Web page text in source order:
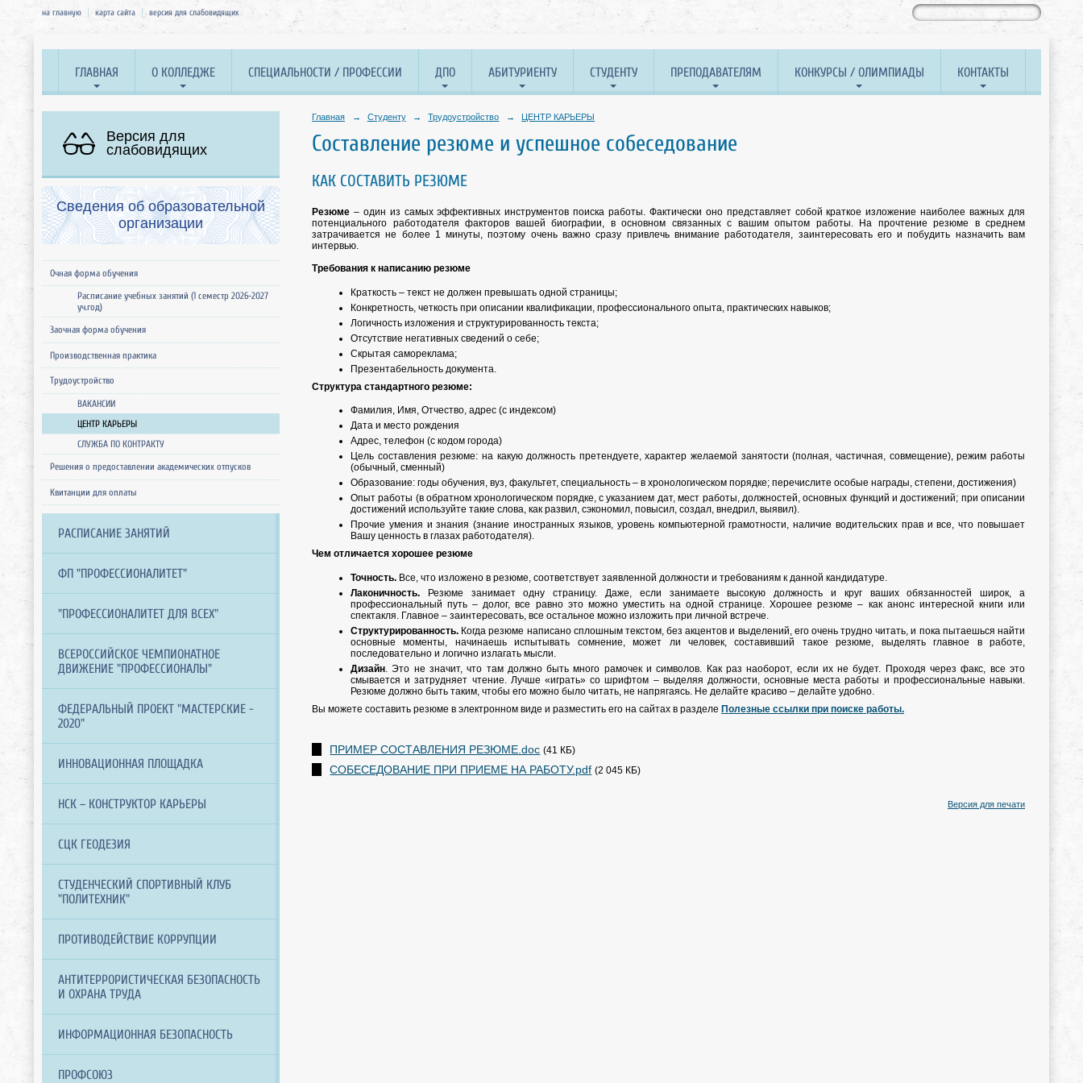
на главную карта сайта версия для слабовидящих
ГЛАВНАЯ О КОЛЛЕДЖЕ СПЕЦИАЛЬНОСТИ / ПРОФЕССИИ ДПО АБИТУРИЕНТУ СТУДЕНТУ ПРЕПОДАВАТЕЛЯМ КОНКУРСЫ / ОЛИМПИАДЫ КОНТАКТЫ
Версия для
слабовидящих
Сведения об образовательной
организации
Очная форма обучения
Расписание учебных занятий (1 семестр 2026-2027
уч.год)
Заочная форма обучения
Производственная практика
Трудоустройство
ВАКАНСИИ
ЦЕНТР КАРЬЕРЫ
СЛУЖБА ПО КОНТРАКТУ
Решения о предоставлении академических отпусков
Квитанции для оплаты
РАСПИСАНИЕ ЗАНЯТИЙ
ФП "ПРОФЕССИОНАЛИТЕТ"
"ПРОФЕССИОНАЛИТЕТ ДЛЯ ВСЕХ"
ВСЕРОССИЙСКОЕ ЧЕМПИОНАТНОЕ
ДВИЖЕНИЕ "ПРОФЕССИОНАЛЫ"
ФЕДЕРАЛЬНЫЙ ПРОЕКТ "МАСТЕРСКИЕ -
2020"
ИННОВАЦИОННАЯ ПЛОЩАДКА
НСК – КОНСТРУКТОР КАРЬЕРЫ
СЦК ГЕОДЕЗИЯ
СТУДЕНЧЕСКИЙ СПОРТИВНЫЙ КЛУБ
"ПОЛИТЕХНИК"
ПРОТИВОДЕЙСТВИЕ КОРРУПЦИИ
АНТИТЕРРОРИСТИЧЕСКАЯ БЕЗОПАСНОСТЬ
И ОХРАНА ТРУДА
ИНФОРМАЦИОННАЯ БЕЗОПАСНОСТЬ
ПРОФСОЮЗ
Главная → Студенту → Трудоустройство → ЦЕНТР КАРЬЕРЫ
Составление резюме и успешное собеседование
КАК СОСТАВИТЬ РЕЗЮМЕ
Резюме – один из самых эффективных инструментов поиска работы. Фактически оно представляет собой краткое изложение наиболее важных для
потенциального работодателя факторов вашей биографии, в основном связанных с вашим опытом работы. На прочтение резюме в среднем
затрачивается не более 1 минуты, поэтому очень важно сразу привлечь внимание работодателя, заинтересовать его и побудить назначить вам
интервью.
Требования к написанию резюме
Краткость – текст не должен превышать одной страницы;
Конкретность, четкость при описании квалификации, профессионального опыта, практических навыков;
Логичность изложения и структурированность текста;
Отсутствие негативных сведений о себе;
Скрытая самореклама;
Презентабельность документа.
Структура стандартного резюме:
Фамилия, Имя, Отчество, адрес (с индексом)
Дата и место рождения
Адрес, телефон (с кодом города)
Цель составления резюме: на какую должность претендуете, характер желаемой занятости (полная, частичная, совмещение), режим работы
(обычный, сменный)
Образование: годы обучения, вуз, факультет, специальность – в хронологическом порядке; перечислите особые награды, степени, достижения)
Опыт работы (в обратном хронологическом порядке, с указанием дат, мест работы, должностей, основных функций и достижений; при описании
достижений используйте такие слова, как развил, сэкономил, повысил, создал, внедрил, выявил).
Прочие умения и знания (знание иностранных языков, уровень компьютерной грамотности, наличие водительских прав и все, что повышает
Вашу ценность в глазах работодателя).
Чем отличается хорошее резюме
Точность. Все, что изложено в резюме, соответствует заявленной должности и требованиям к данной кандидатуре.
Лаконичность. Резюме занимает одну страницу. Даже, если занимаете высокую должность и круг ваших обязанностей широк, а
профессиональный путь – долог, все равно это можно уместить на одной странице. Хорошее резюме – как анонс интересной книги или
спектакля. Главное – заинтересовать, все остальное можно изложить при личной встрече.
Структурированность. Когда резюме написано сплошным текстом, без акцентов и выделений, его очень трудно читать, и пока пытаешься найти
основные моменты, начинаешь испытывать сомнение, может ли человек, составивший такое резюме, выделять главное в работе,
последовательно и логично излагать мысли.
Дизайн . Это не значит, что там должно быть много рамочек и символов. Как раз наоборот, если их не будет. Проходя через факс, все это
смывается и затрудняет чтение. Лучше «играть» со шрифтом – выделяя должности, основные места работы и профессиональные навыки.
Резюме должно быть таким, чтобы его можно было читать, не напрягаясь. Не делайте красиво – делайте удобно.
Вы можете составить резюме в электронном виде и разместить его на сайтах в разделе Полезные ссылки при поиске работы.
ПРИМЕР СОСТАВЛЕНИЯ РЕЗЮМЕ.doc (41 КБ)
СОБЕСЕДОВАНИЕ ПРИ ПРИЕМЕ НА РАБОТУ.pdf (2 045 КБ)
Версия для печати